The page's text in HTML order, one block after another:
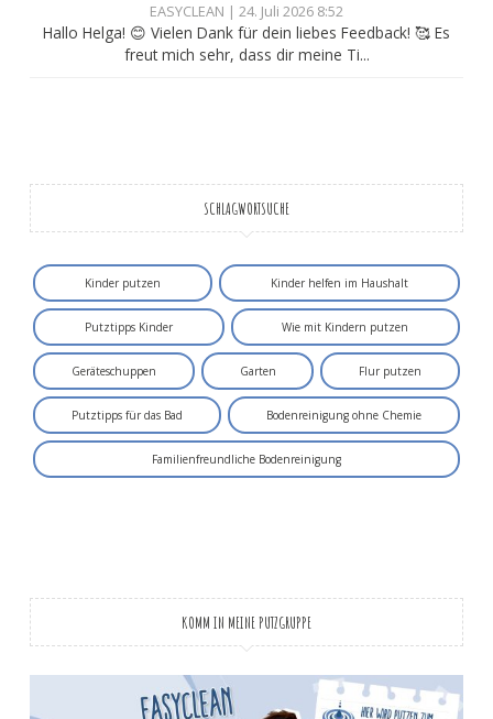
EASYCLEAN | 24. Juli 2026 8:52
Hallo Helga! 😊 Vielen Dank für dein liebes Feedback! 🥰 Es
freut mich sehr, dass dir meine Ti...
SCHLAGWORTSUCHE
Kinder putzen Kinder helfen im Haushalt
Putztipps Kinder Wie mit Kindern putzen
Geräteschuppen Garten Flur putzen
Putztipps für das Bad Bodenreinigung ohne Chemie
Familienfreundliche Bodenreinigung
KOMM IN MEINE PUTZGRUPPE